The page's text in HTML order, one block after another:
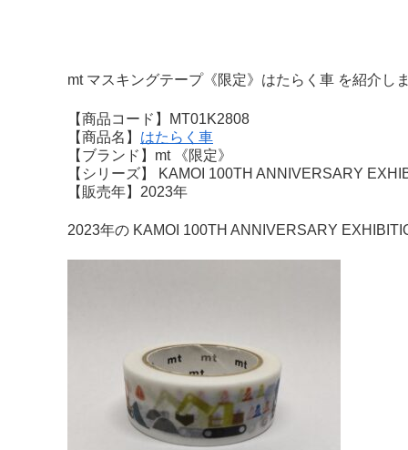
mt マスキングテープ《限定》はたらく車 を紹介し
【商品コード】MT01K2808
【商品名】 はたらく車
【ブランド】mt 《限定》
【シリーズ】 KAMOI 100TH ANNIVERSARY
【販売年】2023年
2023年の KAMOI 100TH ANNIVERSARY